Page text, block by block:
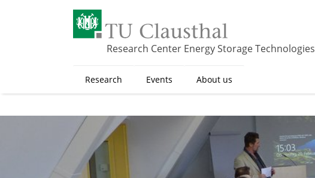
n
Research Center Energy Storage Technologies
Research Events About us